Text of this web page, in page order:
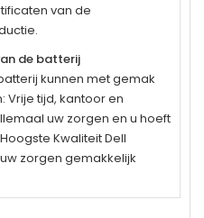
van de
de batterij
kunnen met gemak
Vrije tijd, kantoor en
uw zorgen en u hoeft
Kwaliteit Dell
zorgen gemakkelijk